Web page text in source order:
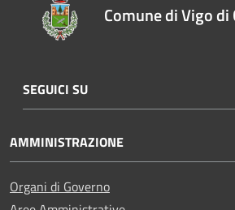
Comune di Vigo di
SEGUICI SU
AMMINISTRAZIONE
Organi di Governo